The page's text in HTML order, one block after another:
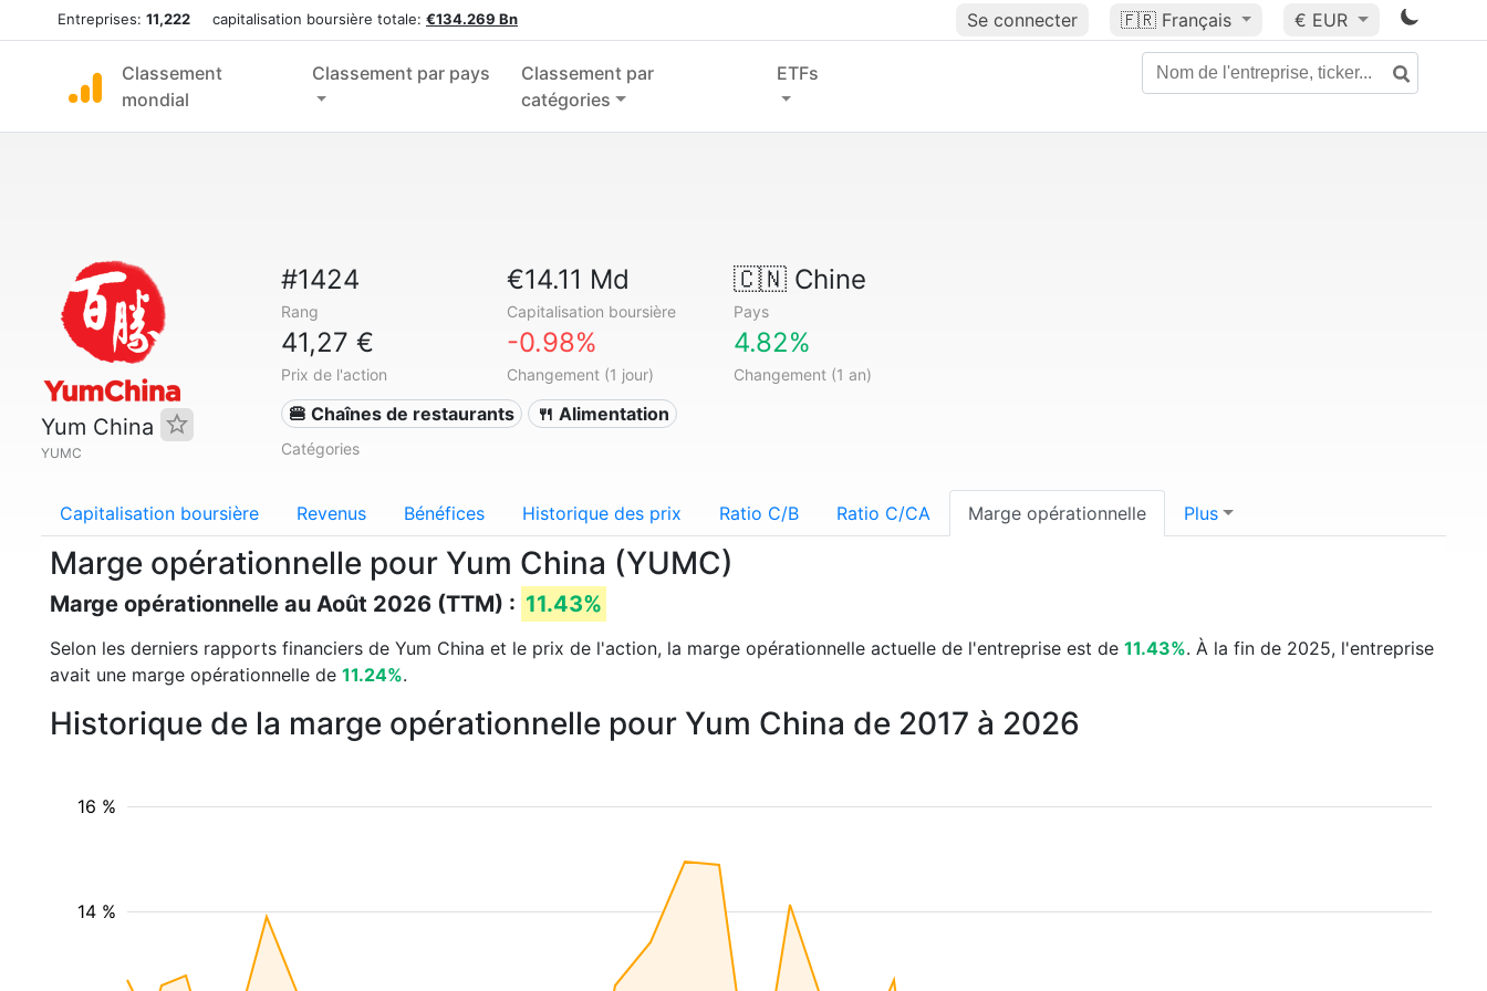
Entreprises: 11,222 capitalisation boursière totale: €134.269 Bn Se connecter 🇫🇷 Français € EUR
Classement
mondial
Classement par pays
Classement par
catégories
ETFs
Yum China
YUMC
#1424
Rang
€14.11 Md
Capitalisation boursière
🇨🇳Chine
Pays
41,27 €
Prix de l'action
-0.98%
Changement (1 jour)
4.82%
Changement (1 an)
🍔 Chaînes de restaurants 🍴 Alimentation
Catégories
Capitalisation boursière Revenus Bénéfices Historique des prix Ratio C/B Ratio C/CA Marge opérationnelle Plus
Marge opérationnelle pour Yum China (YUMC)
Marge opérationnelle au Août 2026 (TTM) : 11.43%
Selon les derniers rapports financiers de Yum China et le prix de l'action, la marge opérationnelle actuelle de l'entreprise est de 11.43%. À la fin de 2025, l'entreprise
avait une marge opérationnelle de 11.24%.
Historique de la marge opérationnelle pour Yum China de 2017 à 2026
14 %
16 %